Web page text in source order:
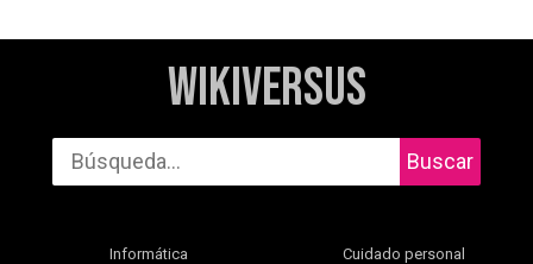
WikiVersus
Buscar
Informática Cuidado personal